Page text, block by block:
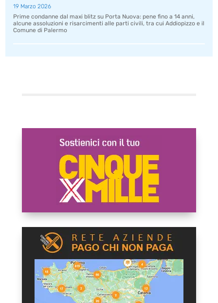
19 Marzo 2026
Prime condanne dal maxi blitz su Porta Nuova: pene fino a 14 anni,
alcune assoluzioni e risarcimenti alle parti civili, tra cui Addiopizzo e il
Comune di Palermo